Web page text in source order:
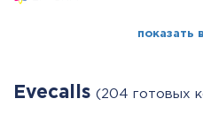
показать
Evecalls (204 готовых